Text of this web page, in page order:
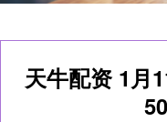
天牛配资 1月